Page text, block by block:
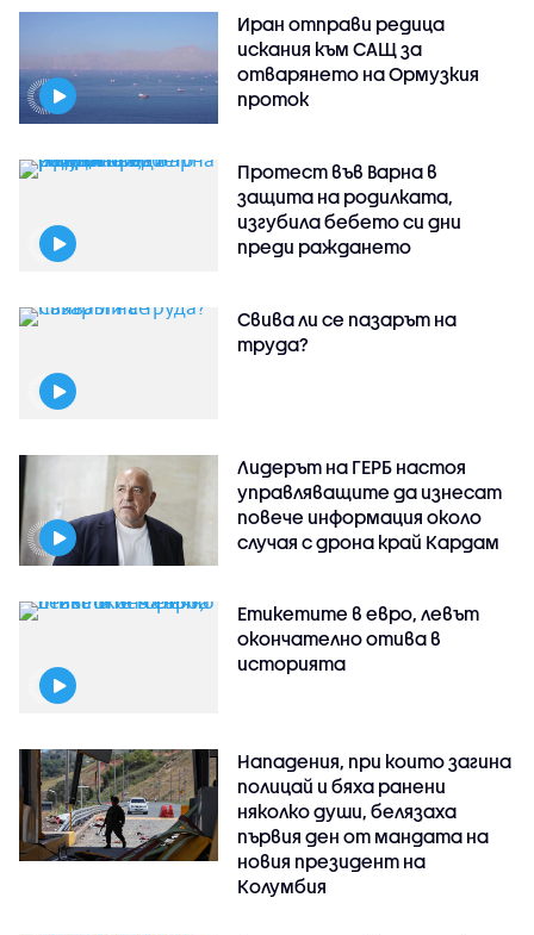
Иран отправи редица
искания към САЩ за
отварянето на Ормузкия
проток
Протест във Варна в
защита на родилката,
изгубила бебето си дни
преди раждането
Свива ли се пазарът на
труда?
Лидерът на ГЕРБ настоя
управляващите да изнесат
повече информация около
случая с дрона край Кардам
Етикетите в евро, левът
окончателно отива в
историята
Нападения, при които загина
полицай и бяха ранени
няколко души, белязаха
първия ден от мандата на
новия президент на
Колумбия